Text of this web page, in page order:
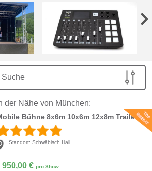
Suche
der Nähe von München:
Mobile Bühne 8x6m 10x6m 12x8m Trailerbühne, Stagemobil S L XL XLR XXL, Rundbogenbühne, Anhängerbühne
Standort: Schwäbisch Hall
950,00 € pro Show